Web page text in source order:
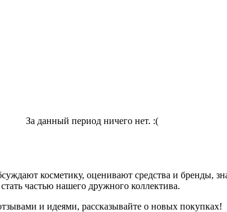
За данный период ничего нет. :(
косметику, оценивают средства и бренды,
частью нашего дружного коллектива.
и идеями, рассказывайте о новых покупках!